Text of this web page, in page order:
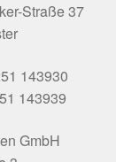
Straße 37
143930
143939
GmbH